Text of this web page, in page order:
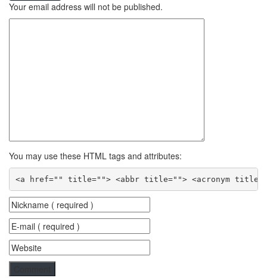
Your email address will not be published.
You may use these HTML tags and attributes:
<a href="" title=""> <abbr title=""> <acronym